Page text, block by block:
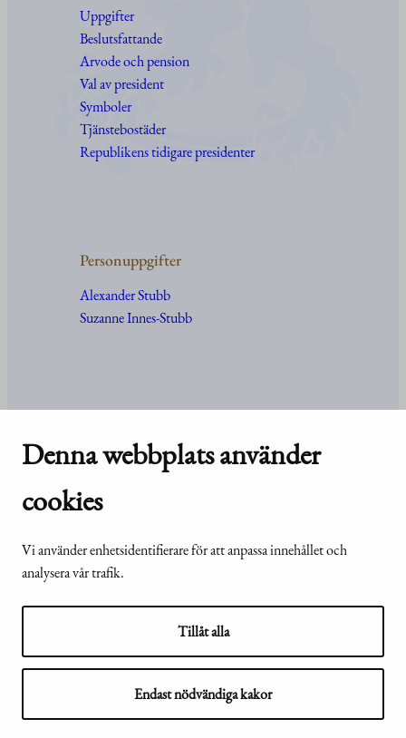
Denna webbplats använder
cookies
Vi använder enhetsidentifierare för att anpassa innehållet och
analysera vår trafik.
Tillåt alla
Endast nödvändiga kakor
Uppgifter
Beslutsfattande
Arvode och pension
Val av president
Symboler
Tjänstebostäder
Republikens tidigare presidenter
Personuppgifter
Alexander Stubb
Suzanne Innes-Stubb
Kontakt
För media
2024
Tillgänglighetsutlåtande för
webbplatsen presidentti.fi